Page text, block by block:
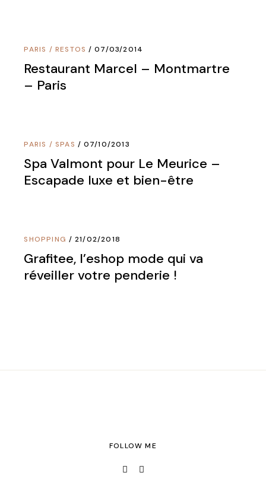
PARIS / RESTOS 07/03/2014
Restaurant Marcel – Montmartre
– Paris
PARIS / SPAS 07/10/2013
Spa Valmont pour Le Meurice –
Escapade luxe et bien-être
SHOPPING 21/02/2018
Grafitee, l’eshop mode qui va
réveiller votre penderie !
FOLLOW ME